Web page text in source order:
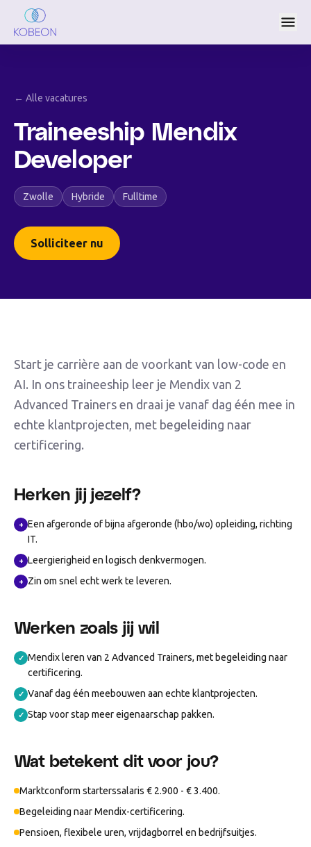
← Alle vacatures
Traineeship Mendix
Developer
Zwolle Hybride Fulltime
Solliciteer nu
Start je carrière aan de voorkant van low-code en
AI. In ons traineeship leer je Mendix van 2
Advanced Trainers en draai je vanaf dag één mee in
echte klantprojecten, met begeleiding naar
certificering.
Herken jij jezelf?
+ Een afgeronde of bijna afgeronde (hbo/wo) opleiding, richting
IT.
+ Leergierigheid en logisch denkvermogen.
+ Zin om snel echt werk te leveren.
Werken zoals jij wil
✓ Mendix leren van 2 Advanced Trainers, met begeleiding naar
certificering.
✓ Vanaf dag één meebouwen aan echte klantprojecten.
✓ Stap voor stap meer eigenaarschap pakken.
Wat betekent dit voor jou?
Marktconform starterssalaris € 2.900 - € 3.400.
Begeleiding naar Mendix-certificering.
Pensioen, flexibele uren, vrijdagborrel en bedrijfsuitjes.